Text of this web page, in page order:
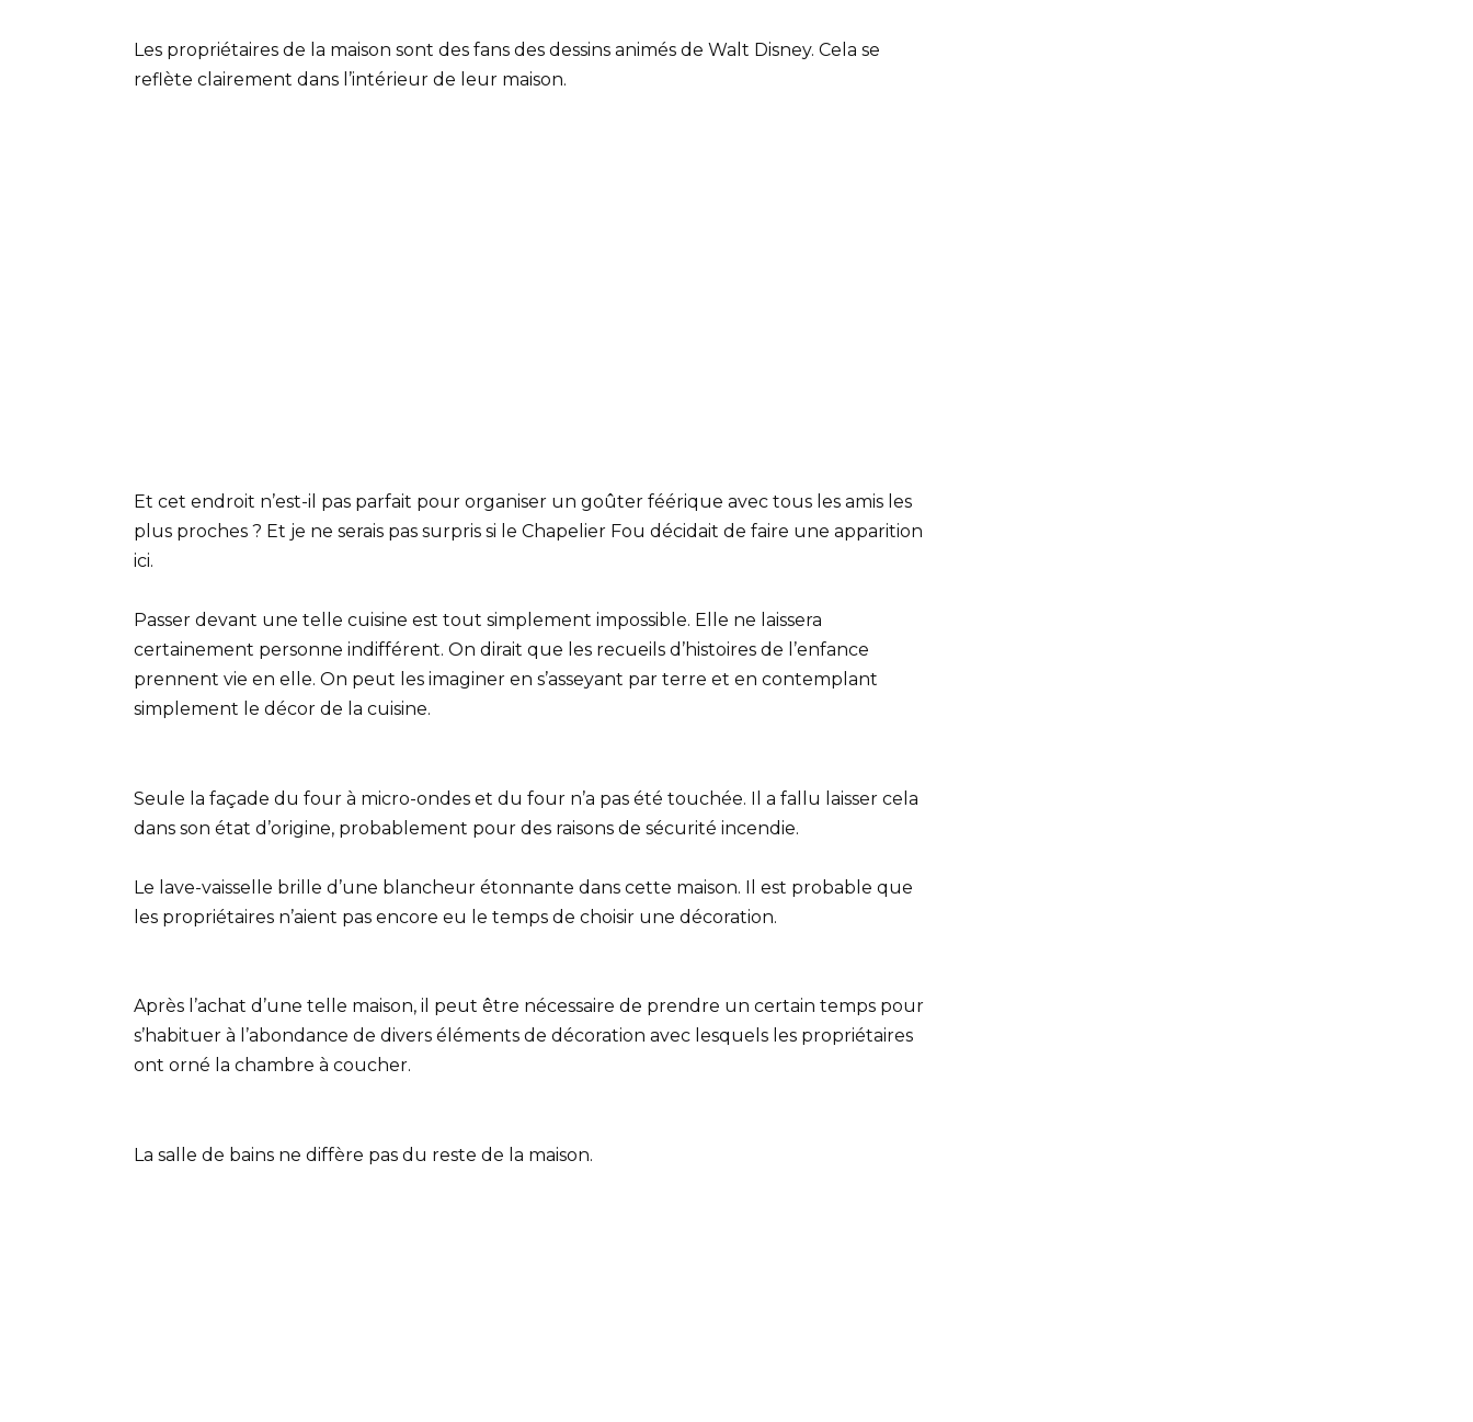
Les propriétaires de la maison sont des fans des dessins animés de Walt Disney. Cela se
reflète clairement dans l’intérieur de leur maison.
Et cet endroit n’est-il pas parfait pour organiser un goûter féérique avec tous les amis les
plus proches ? Et je ne serais pas surpris si le Chapelier Fou décidait de faire une apparition
ici.
Passer devant une telle cuisine est tout simplement impossible. Elle ne laissera
certainement personne indifférent. On dirait que les recueils d’histoires de l’enfance
prennent vie en elle. On peut les imaginer en s’asseyant par terre et en contemplant
simplement le décor de la cuisine.
Seule la façade du four à micro-ondes et du four n’a pas été touchée. Il a fallu laisser cela
dans son état d’origine, probablement pour des raisons de sécurité incendie.
Le lave-vaisselle brille d’une blancheur étonnante dans cette maison. Il est probable que
les propriétaires n’aient pas encore eu le temps de choisir une décoration.
Après l’achat d’une telle maison, il peut être nécessaire de prendre un certain temps pour
s’habituer à l’abondance de divers éléments de décoration avec lesquels les propriétaires
ont orné la chambre à coucher.
La salle de bains ne diffère pas du reste de la maison.